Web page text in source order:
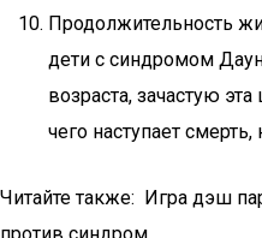
Продолжительность
дети с синдромом
возраста, зачастую
чего наступает
Читайте также: Игра дэш